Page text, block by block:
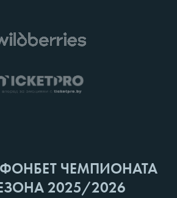
ЧЕМПИОНАТА
2025/2026